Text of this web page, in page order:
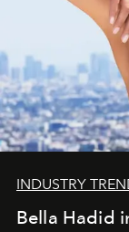
INDUSTRY
Bella Hadid